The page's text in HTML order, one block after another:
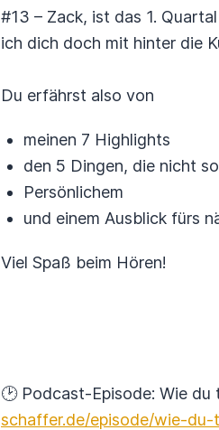
#13 – Zack, ist das 1.
ich dich doch mit hinter die
Du erfährst also von
meinen 7 Highlights
den 5 Dingen, die nicht
Persönlichem
und einem Ausblick fürs
Viel Spaß beim Hören!
🕑 Podcast-Episode: Wie
schaffer.de/episode/wie-